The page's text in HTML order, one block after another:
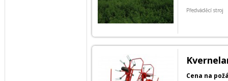
Předváděcí stroj
Cena na